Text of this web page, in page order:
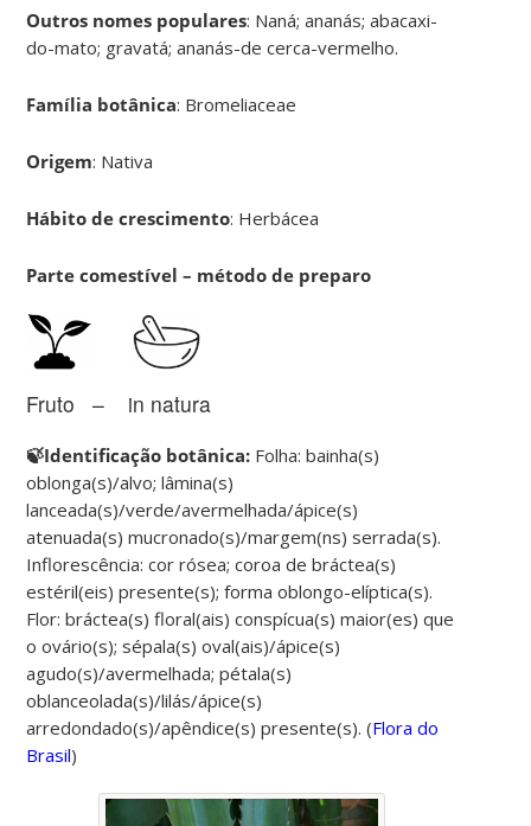
Outros nomes populares: Naná; ananás; abacaxi-
do-mato; gravatá; ananás-de cerca-vermelho.
Família botânica: Bromeliaceae
Origem: Nativa
Hábito de crescimento: Herbácea
Parte comestível – método de preparo
Fruto – in natura
🍃Identificação botânica: Folha: bainha(s)
oblonga(s)/alvo; lâmina(s)
lanceada(s)/verde/avermelhada/ápice(s)
atenuada(s) mucronado(s)/margem(ns) serrada(s).
Inflorescência: cor rósea; coroa de bráctea(s)
estéril(eis) presente(s); forma oblongo-elíptica(s).
Flor: bráctea(s) floral(ais) conspícua(s) maior(es) que
o ovário(s); sépala(s) oval(ais)/ápice(s)
agudo(s)/avermelhada; pétala(s)
oblanceolada(s)/lilás/ápice(s)
arredondado(s)/apêndice(s) presente(s). (Flora do
Brasil)